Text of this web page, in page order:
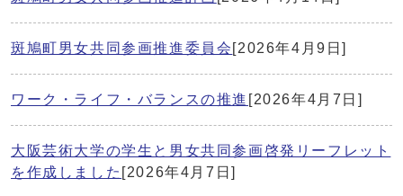
斑鳩町男女共同参画推進委員会 [2026年4月9日]
ワーク・ライフ・バランスの推進 [2026年4月7日]
大阪芸術大学の学生と男女共同参画啓発リーフレット
を作成しました [2026年4月7日]